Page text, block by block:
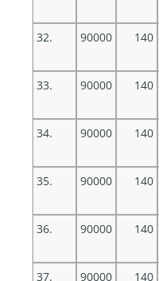
32. 90000 140
33. 90000 140
34. 90000 140
35. 90000 140
36. 90000 140
37. 90000 140